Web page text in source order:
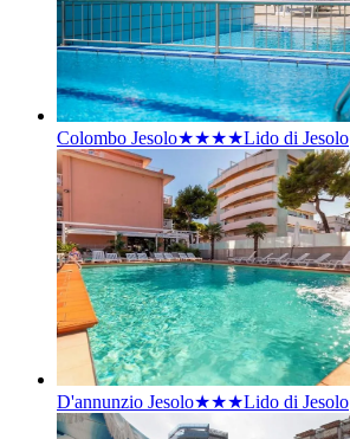
Colombo Jesolo★★★★Lido di Jesolo
D'annunzio Jesolo★★★Lido di Jesolo